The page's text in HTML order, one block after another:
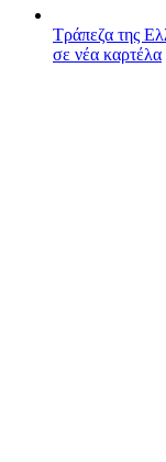
Τράπεζα της
σε νέα καρτέλα